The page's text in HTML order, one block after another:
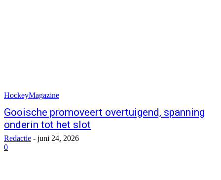
HockeyMagazine
Gooische promoveert overtuigend, spanning
onderin tot het slot
Redactie - juni 24, 2026
0